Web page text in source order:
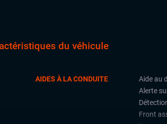
du véhicule
AIDES À LA CONDUITE
Aide au
Alerte
Front